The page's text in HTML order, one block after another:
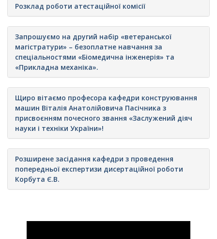
Розклад роботи атестаційної комісії
Запрошуємо на другий набір «ветеранської
магістратури» – безоплатне навчання за
спеціальностями «Біомедична інженерія» та
«Прикладна механіка».
Щиро вітаємо професора кафедри конструювання
машин Віталія Анатолійовича Пасічника з
присвоєнням почесного звання «Заслужений діяч
науки і техніки України»!
Розширене засідання кафедри з проведення
попередньої експертизи дисертаційної роботи
Корбута Є.В.